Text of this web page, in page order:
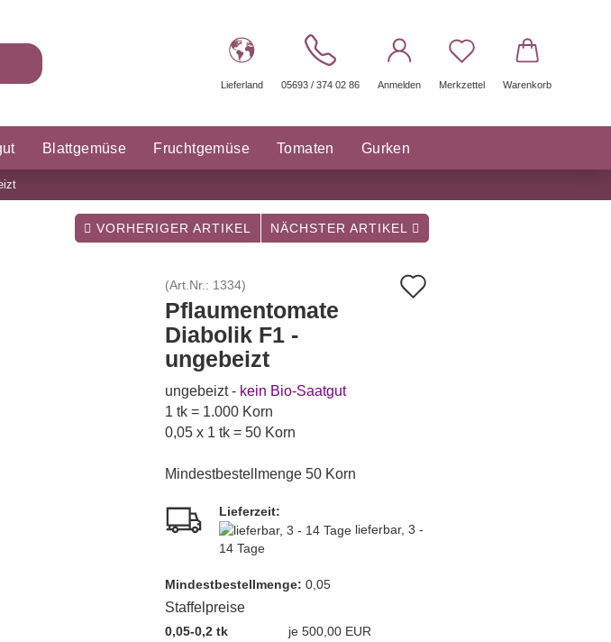
Lieferland 05693 / 374 02 86 Anmelden Merkzettel Warenkorb
Blattgemüse Fruchtgemüse Tomaten Gurken
VORHERIGER ARTIKEL NÄCHSTER ARTIKEL
(Art.Nr.: 1334)
Pflaumentomate
Diabolik F1 -
ungebeizt
ungebeizt - kein Bio-Saatgut
1 tk = 1.000 Korn
0,05 x 1 tk = 50 Korn
Mindestbestellmenge 50 Korn
Lieferzeit:
lieferbar, 3 -
14 Tage
Mindest­bestellmenge: 0,05
Staffelpreise
0,05-0,2 tk
je 500,00 EUR